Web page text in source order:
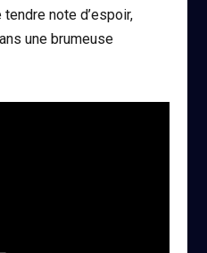
note d’espoir,
une brumeuse